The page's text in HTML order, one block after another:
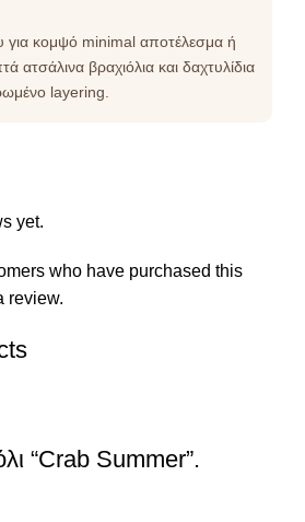
για κομψό minimal αποτέλεσμα ή
ατσάλινα βραχιόλια και δαχτυλίδια
layering.
yet.
who have purchased this
review.
“Crab Summer”.